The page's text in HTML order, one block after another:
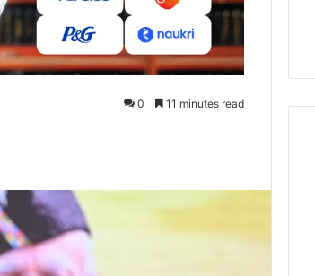
0 11 minutes read